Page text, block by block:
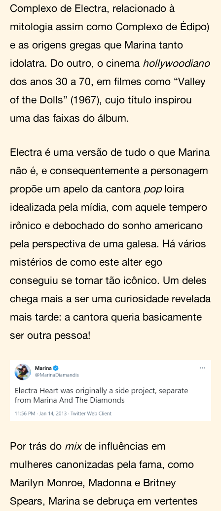
Complexo de Electra, relacionado à
mitologia assim como Complexo de Édipo)
e as origens gregas que Marina tanto
idolatra. Do outro, o cinema hollywoodiano
dos anos 30 a 70, em filmes como “Valley
of the Dolls” (1967), cujo título inspirou
uma das faixas do álbum.
Electra é uma versão de tudo o que Marina
não é, e consequentemente a personagem
propõe um apelo da cantora poploira
idealizada pela mídia, com aquele tempero
irônico e debochado do sonho americano
pela perspectiva de uma galesa. Há vários
mistérios de como este alter ego
conseguiu se tornar tão icônico. Um deles
chega mais a ser uma curiosidade revelada
mais tarde: a cantora queria basicamente
ser outra pessoa!
Por trás do mixde influências em
mulheres canonizadas pela fama, como
Marilyn Monroe, Madonna e Britney
Spears, Marina se debruça em vertentes